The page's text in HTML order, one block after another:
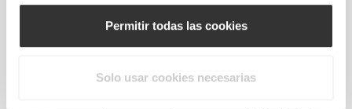
Permitir todas las cookies
Solo usar cookies necesarias
TALLA RECOMENDADA SEGÚN TUS